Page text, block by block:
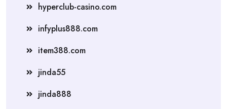
hyperclub-casino.com
infyplus888.com
item388.com
jinda55
jinda888